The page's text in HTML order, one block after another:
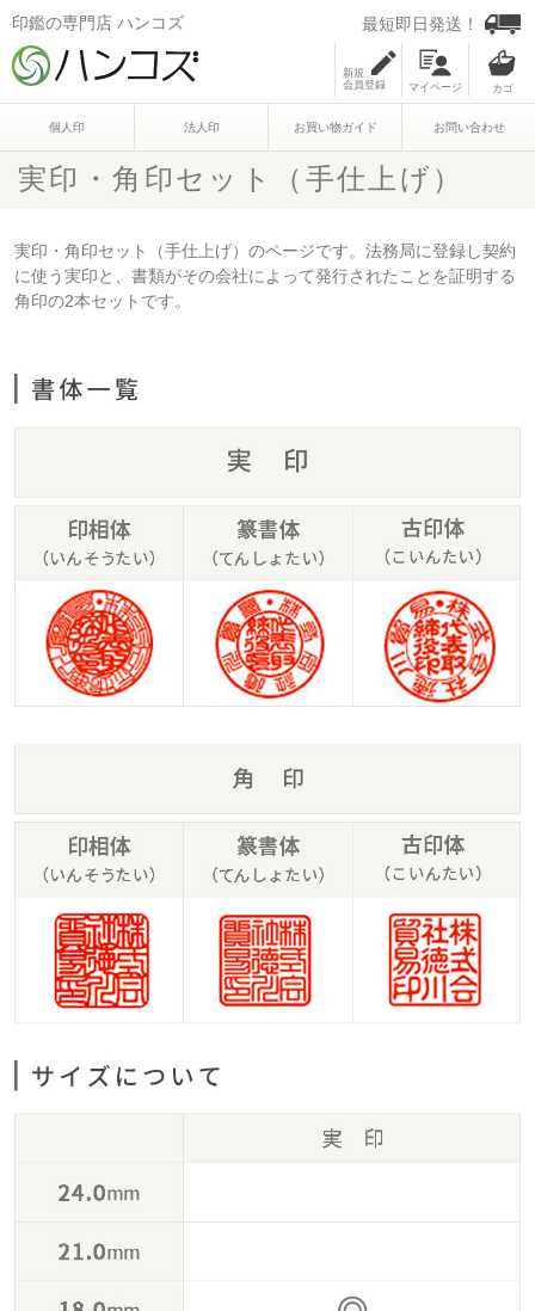
印鑑の専門店 ハンコズ 最短即日発送！
新規
会員登録
マイページ
個人印 法人印 お買い物ガイド お問い合わせ
実印・角印セット（手仕上げ）
実印・角印セット（手仕上げ）のページです。法務局に登録し契約
に使う実印と、書類がその会社によって発行されたことを証明する
角印の2本セットです。